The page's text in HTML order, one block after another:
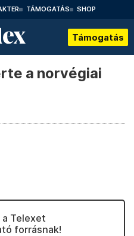
TÁMOGATÁS SHOP
Támogatás
a norvégiai
Telexet
forrásnak!